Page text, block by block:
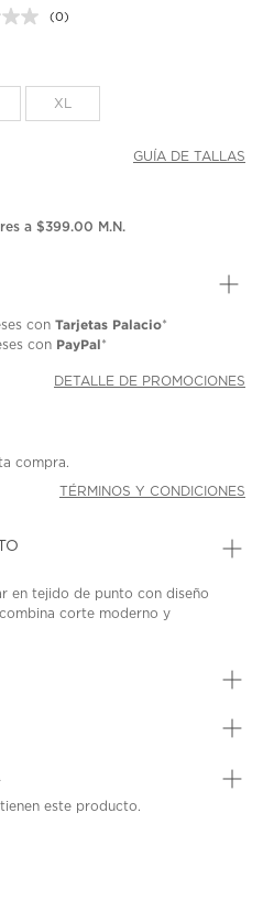
Sin
la
misma
(0)
XL
GUÍA DE TALLAS
a $399.00 M.N.
con Tarjetas Palacio*
con PayPal*
DETALLE DE PROMOCIONES
compra.
TÉRMINOS Y CONDICIONES
en tejido de punto con diseño
corte moderno y
este producto.